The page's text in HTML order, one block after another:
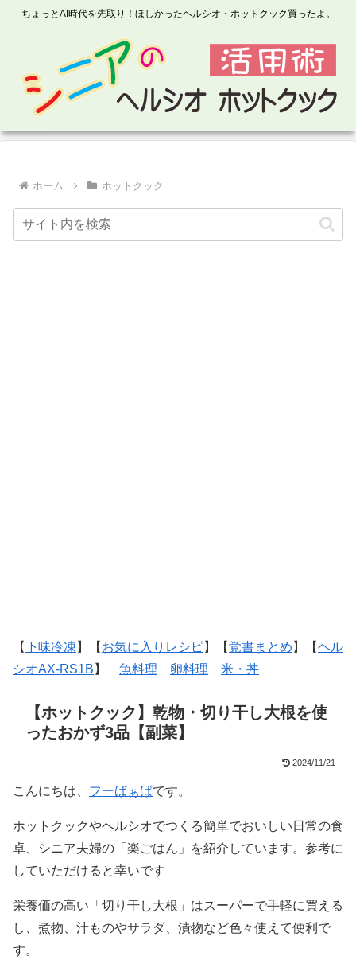
ちょっとAI時代を先取り！ほしかったヘルシオ・ホットクック買ったよ。
ホーム ホットクック
【下味冷凍 】【 お気に入りレシピ】【覚書まとめ 】【ヘル
シオAX-RS1B 】 魚料理 卵料理 米・丼
【ホットクック】乾物・切り干し大根を使
ったおかず3品【副菜】
2024/11/21
こんにちは、 フーばぁばです。
ホットクックやヘルシオでつくる簡単でおいしい日常の食
卓、シニア夫婦の「楽ごはん」を紹介しています。参考に
していただけると幸いです
栄養価の高い「切り干し大根」はスーパーで手軽に買える
し、煮物、汁ものやサラダ、漬物など色々使えて便利で
す。